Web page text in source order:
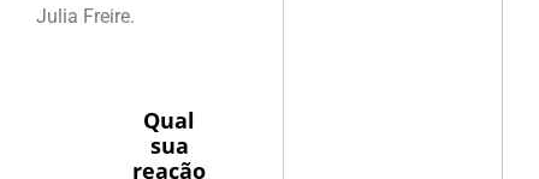
Julia Freire.
Qual
sua
reação